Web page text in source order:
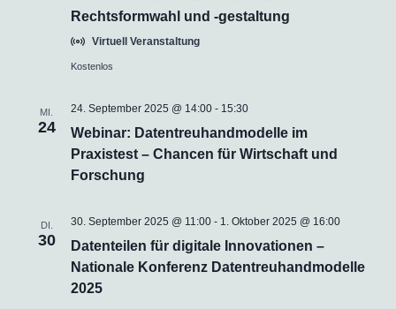
Rechtsformwahl und -gestaltung
Virtuell Veranstaltung
Kostenlos
MI.
24
Webinar: Datentreuhandmodelle im
Praxistest – Chancen für Wirtschaft und
Forschung
24. September 2025 @ 14:00- 15:30
DI.
30
Datenteilen für digitale Innovationen –
Nationale Konferenz Datentreuhandmodelle
2025
30. September 2025 @ 11:00- 1. Oktober 2025 @ 16:00